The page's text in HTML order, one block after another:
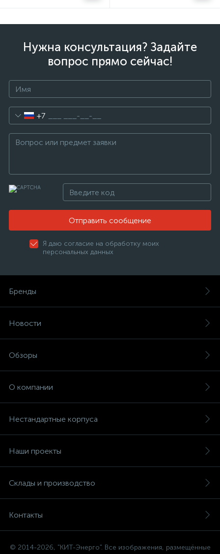
Нужна консультация? Задайте
вопрос прямо сейчас!
+7
Отправить сообщение
Я даю согласие на обработку моих
персональных данных
Бренды
Новости
Обзоры
О компании
Нестандартные корпуса
Наши проекты
Склады и производство
Контакты
© 2014-2026, "КИТ-Энерго". Все изображения, размещённые